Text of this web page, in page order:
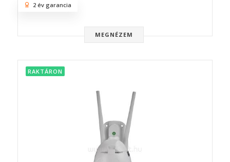
MEGNÉZEM
2 év garancia
RAKTÁRON